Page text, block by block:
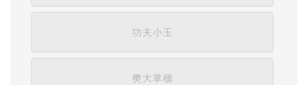
功夫小玉
樊大掌櫃